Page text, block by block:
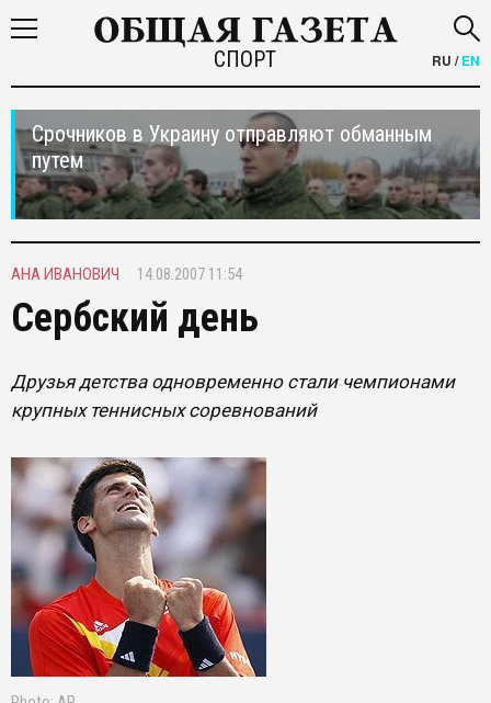
СПОРТ RU /EN
Срочников в Украину отправляют обманным
путем
АНА ИВАНОВИЧ 14.08.2007 11:54
Сербский день
Друзья детства одновременно стали чемпионами
крупных теннисных соревнований